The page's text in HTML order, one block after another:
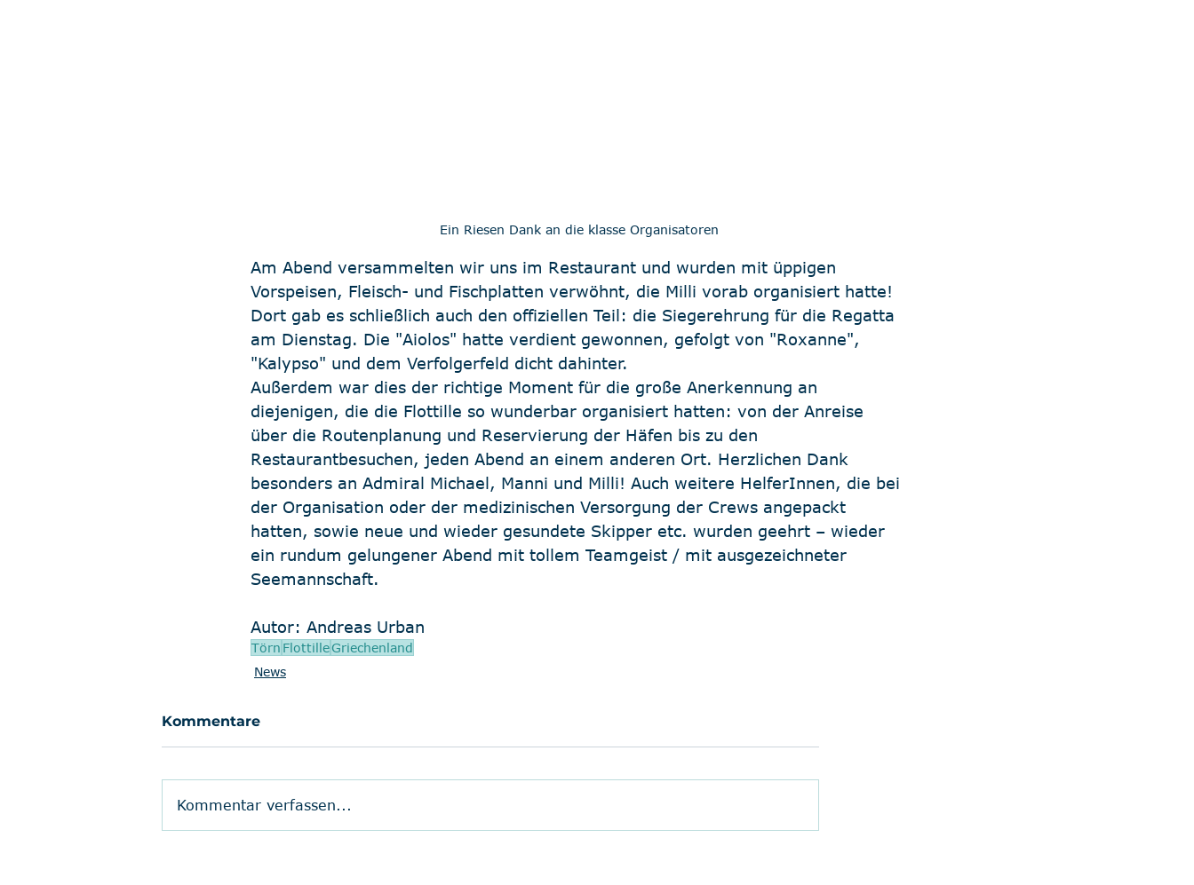
Ein Riesen Dank an die klasse Organisatoren
Am Abend versammelten wir uns im Restaurant und wurden mit üppigen
Vorspeisen, Fleisch- und Fischplatten verwöhnt, die Milli vorab organisiert hatte!
Dort gab es schließlich auch den offiziellen Teil: die Siegerehrung für die Regatta
am Dienstag. Die "Aiolos" hatte verdient gewonnen, gefolgt von "Roxanne",
"Kalypso" und dem Verfolgerfeld dicht dahinter.
Außerdem war dies der richtige Moment für die große Anerkennung an
diejenigen, die die Flottille so wunderbar organisiert hatten: von der Anreise
über die Routenplanung und Reservierung der Häfen bis zu den
Restaurantbesuchen, jeden Abend an einem anderen Ort. Herzlichen Dank
besonders an Admiral Michael, Manni und Milli! Auch weitere HelferInnen, die bei
der Organisation oder der medizinischen Versorgung der Crews angepackt
hatten, sowie neue und wieder gesundete Skipper etc. wurden geehrt – wieder
ein rundum gelungener Abend mit tollem Teamgeist / mit ausgezeichneter
Seemannschaft.
Autor: Andreas Urban
Törn FlottilleGriechenland
News
Kommentare
Kommentar verfassen...